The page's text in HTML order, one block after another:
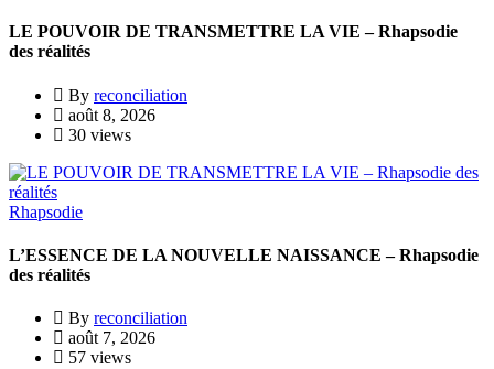
LE POUVOIR DE TRANSMETTRE LA VIE – Rhapsodie
des réalités
By reconciliation
août 8, 2026
30 views
Rhapsodie
L’ESSENCE DE LA NOUVELLE NAISSANCE – Rhapsodie
des réalités
By reconciliation
août 7, 2026
57 views